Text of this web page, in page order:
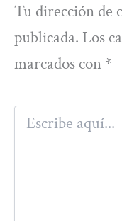
Tu dirección de
publicada. Los
marcados con *
Escribe
aquí...